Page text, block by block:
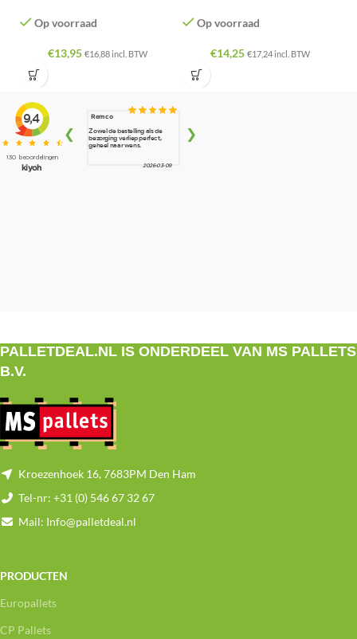
Op voorraad
€13,95 €16,88incl. BTW
Op voorraad
€14,25 €17,24incl. BTW
PALLETDEAL.NL IS ONDERDEEL VAN MS PALLETS
B.V.
Kroezenhoek 16, 7683PM Den Ham
Tel-nr: +31 (0) 546 67 32 67
Mail: Info@palletdeal.nl
PRODUCTEN
Europallets
CP Pallets